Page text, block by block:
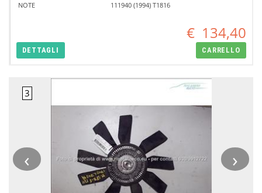
NOTE
111940 (1994) T1816
€ 134,40
DETTAGLI CARRELLO
‹ ›